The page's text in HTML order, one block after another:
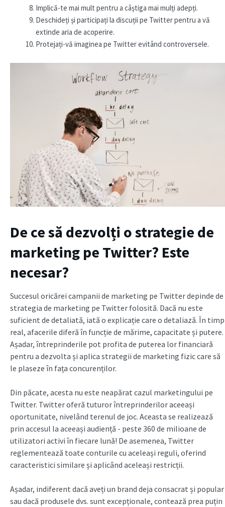
Implică-te mai mult pentru a câștiga mai mulți adepți.
Deschideți și participați la discuții pe Twitter pentru a vă
extinde aria de acoperire.
Protejați-vă imaginea pe Twitter evitând controversele.
De ce să dezvolți o strategie de
marketing pe Twitter? Este
necesar?
Succesul oricărei campanii de marketing pe Twitter depinde de
strategia de marketing pe Twitter folosită. Dacă nu este
suficient de detaliată, iată o explicație care o detaliază. În timp
real, afacerile diferă în funcție de mărime, capacitate și putere.
Așadar, întreprinderile pot profita de puterea lor financiară
pentru a dezvolta și aplica strategii de marketing fizic care să
le plaseze în fața concurenților.
Din păcate, acesta nu este neapărat cazul marketingului pe
Twitter. Twitter oferă tuturor întreprinderilor aceeași
oportunitate, nivelând terenul de joc. Aceasta se realizează
prin accesul la aceeași audiență - peste 360 de milioane de
utilizatori activi în fiecare lună! De asemenea, Twitter
reglementează toate conturile cu aceleași reguli, oferind
caracteristici similare și aplicând aceleași restricții.
Așadar, indiferent dacă aveți un brand deja consacrat și popular
sau dacă produsele dvs. sunt excepționale, contează prea puțin